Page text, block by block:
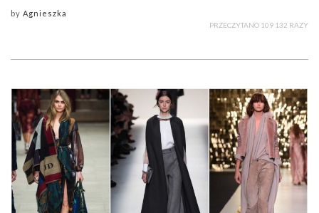
by Agnieszka
PRZECZYTANO 109 132 RAZY